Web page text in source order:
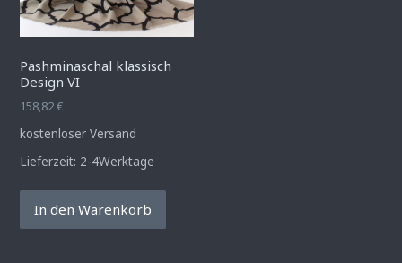
Pashminaschal klassisch
Design VI
158,82€
kostenloser Versand
Lieferzeit: 2-4Werktage
In den Warenkorb